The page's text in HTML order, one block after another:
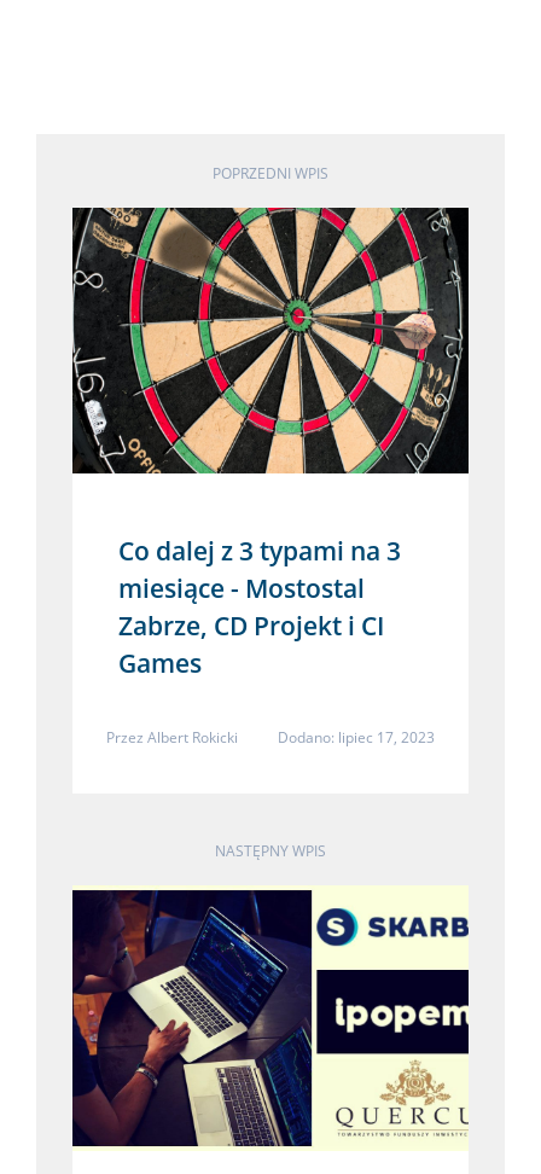
POPRZEDNI WPIS
Co dalej z 3 typami na 3
miesiące - Mostostal
Zabrze, CD Projekt i CI
Games
Przez Albert Rokicki Dodano: lipiec 17, 2023
NASTĘPNY WPIS